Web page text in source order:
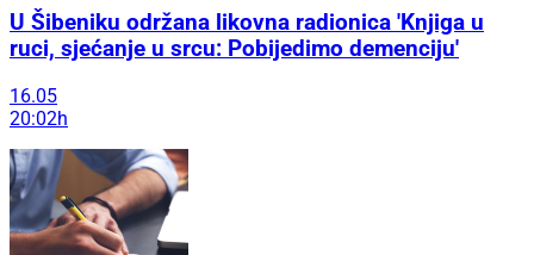
U Šibeniku održana likovna radionica 'Knjiga u
ruci, sjećanje u srcu: Pobijedimo demenciju'
16.05
20:02h